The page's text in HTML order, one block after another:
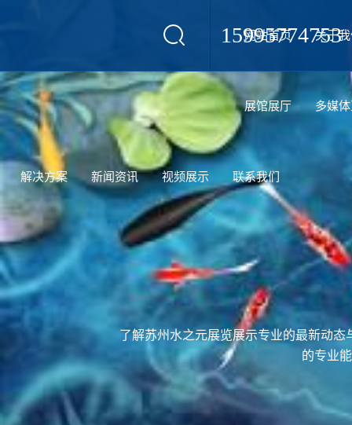
15995774753
网站首页 关于
展馆展厅 多媒
解决方案 新闻资讯 视频展示 联系我们
了解苏州水之元展览展示专业的最新动
的专业